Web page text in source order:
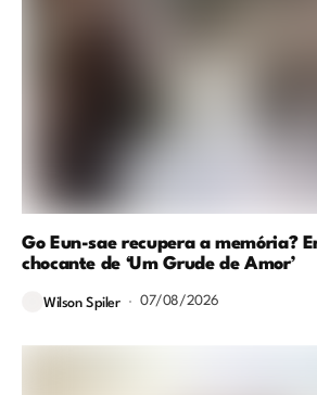
Go Eun-sae recupera a memória?
chocante de ‘Um Grude de Amor’
Wilson Spiler 07/08/2026